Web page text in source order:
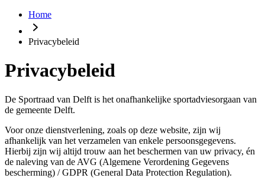
Home
Privacybeleid
Privacybeleid
De Sportraad van Delft is het onafhankelijke sportadviesorgaan van
de gemeente Delft.
Voor onze dienstverlening, zoals op deze website, zijn wij
afhankelijk van het verzamelen van enkele persoonsgegevens.
Hierbij zijn wij altijd trouw aan het beschermen van uw privacy, én
de naleving van de AVG (Algemene Verordening Gegevens
bescherming) / GDPR (General Data Protection Regulation).